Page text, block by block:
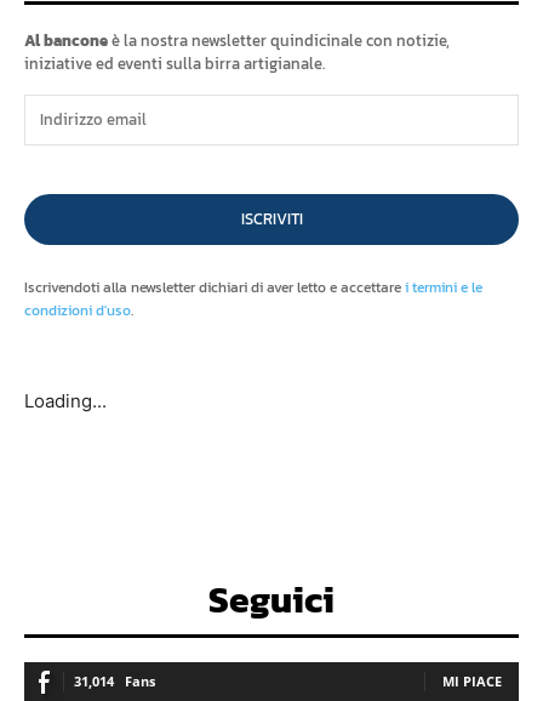
Al banconeè la nostra newsletter quindicinale con notizie,
iniziative ed eventi sulla birra artigianale.
ISCRIVITI
Iscrivendoti alla newsletter dichiari di aver letto e accettarei termini e le
condizioni d'uso.
Loading...
Seguici
31,014 Fans MI PIACE